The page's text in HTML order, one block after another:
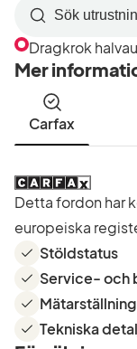
Sök
efter
utrustning
i
listan
Dragkrok
Mer
Carfax
Detta fordon har
europeiska
Stöldstatus
Service- och
Mätarställning
Tekniska